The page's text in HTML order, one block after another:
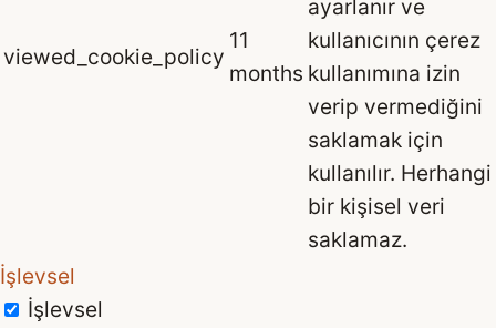
viewed_cookie_policy
11
months
ayarlanır ve
kullanıcının çerez
kullanımına izin
verip vermediğini
saklamak için
kullanılır. Herhangi
bir kişisel veri
saklamaz.
İşlevsel
İşlevsel